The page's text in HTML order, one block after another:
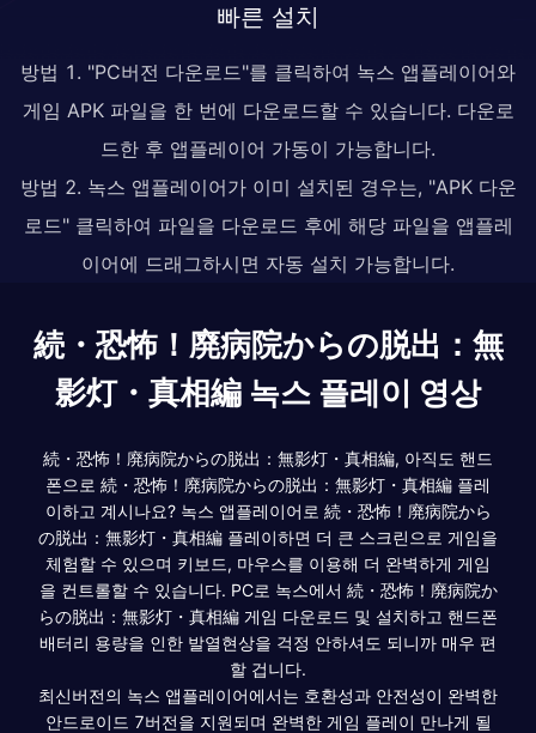
빠른 설치
방법 1. "PC버전 다운로드"를 클릭하여 녹스 앱플레이어와
게임 APK 파일을 한 번에 다운로드할 수 있습니다. 다운로
드한 후 앱플레이어 가동이 가능합니다.
방법 2. 녹스 앱플레이어가 이미 설치된 경우는, "APK 다운
로드" 클릭하여 파일을 다운로드 후에 해당 파일을 앱플레
이어에 드래그하시면 자동 설치 가능합니다.
続・恐怖！廃病院からの脱出：無
影灯・真相編 녹스 플레이 영상
続・恐怖！廃病院からの脱出：無影灯・真相編, 아직도 핸드
폰으로 続・恐怖！廃病院からの脱出：無影灯・真相編 플레
이하고 계시나요? 녹스 앱플레이어로 続・恐怖！廃病院から
の脱出：無影灯・真相編 플레이하면 더 큰 스크린으로 게임을
체험할 수 있으며 키보드, 마우스를 이용해 더 완벽하게 게임
을 컨트롤할 수 있습니다. PC로 녹스에서 続・恐怖！廃病院か
らの脱出：無影灯・真相編 게임 다운로드 및 설치하고 핸드폰
배터리 용량을 인한 발열현상을 걱정 안하셔도 되니까 매우 편
할 겁니다.
최신버전의 녹스 앱플레이어에서는 호환성과 안전성이 완벽한
안드로이드 7버전을 지원되며 완벽한 게임 플레이 만나게 될